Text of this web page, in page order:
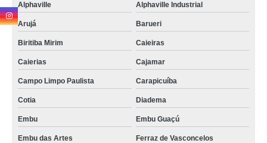
Alphaville Alphaville Industrial
Arujá Barueri
Biritiba Mirim Caieiras
Caierias Cajamar
Campo Limpo Paulista Carapicuíba
Cotia Diadema
Embu Embu Guaçú
Embu das Artes Ferraz de Vasconcelos